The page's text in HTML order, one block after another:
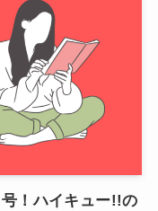
号！ハイキュー!!の